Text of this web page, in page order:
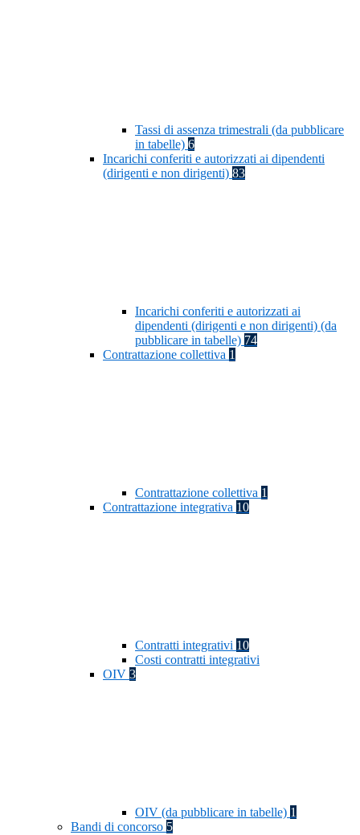
Tassi di assenza trimestrali (da pubblicare
in tabelle) 6
Incarichi conferiti e autorizzati ai dipendenti
(dirigenti e non dirigenti) 83
Incarichi conferiti e autorizzati ai
dipendenti (dirigenti e non dirigenti) (da
pubblicare in tabelle) 74
Contrattazione collettiva 1
Contrattazione collettiva 1
Contrattazione integrativa 10
Contratti integrativi 10
Costi contratti integrativi
OIV 3
OIV (da pubblicare in tabelle) 1
Bandi di concorso 5